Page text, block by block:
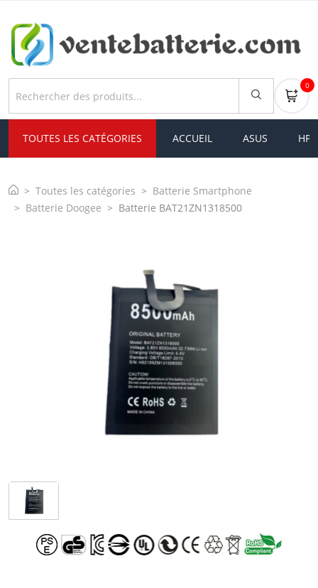
0
TOUTES LES CATÉGORIES ACCUEIL ASUS HP
Toutes les catégories
Batterie Smartphone
Batterie Doogee
Batterie BAT21ZN1318500